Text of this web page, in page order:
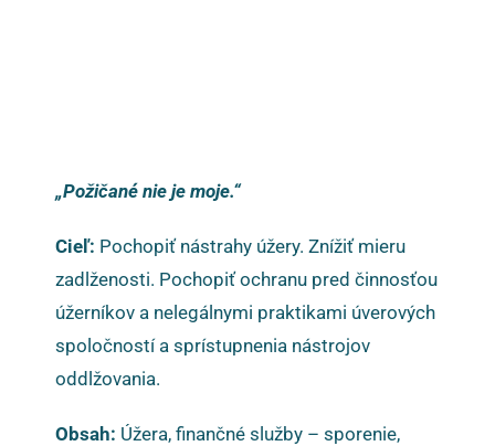
„Požičané nie je moje.“
Cieľ: Pochopiť nástrahy úžery. Znížiť mieru
zadlženosti. Pochopiť ochranu pred činnosťou
úžerníkov a nelegálnymi praktikami úverových
spoločností a sprístupnenia nástrojov
oddlžovania.
Obsah: Úžera, finančné služby – sporenie,